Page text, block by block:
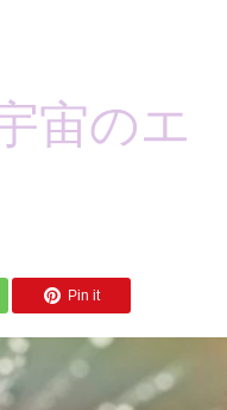
宙のエ
Pin it